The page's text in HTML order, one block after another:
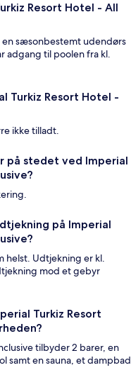
Resort Hotel - All
sæsonbestemt udendørs
adgang til poolen fra kl.
Turkiz Resort Hotel -
ikke tilladt.
på stedet ved Imperial
på Imperial
helst. Udtjekning er kl.
mod et gebyr
Turkiz Resort
tilbyder 2 barer, en
samt en sauna, et dampbad